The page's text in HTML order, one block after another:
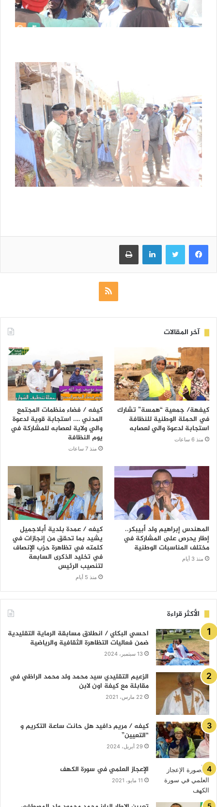
فيسبوك تويتر لينكدإن طباعة
ملخص
آخر المقالات
كيفهة/ جمعية “همسة” تشارك
في الحملة الوطنية للنظافة
استجابة لدعوة والي لعصابه
منذ 6 ساعات
كيفه / فضاء منظمات المجتمع
المدني …. استجابة قوية لدعوة
والي ولاية لعصابه للمشاركة في
يوم النظافة
منذ 7 ساعات
المهندس إبراهيم ولد أبيبكر..
إطار يحرص على المشاركة في
مختلف المناسبات الوطنية
منذ 3 أيام
كيفه / عمدة بلدية أبلاجميل
يشيد بما تحقق من إنجازات في
كلمته في تظاهرة حزب الإنصاف
في تخليد الذكرى السابعة
لتنصيب الرئيس
منذ 5 أيام
الأكثر قراءة
احسي البكاي / انطلاق مسابقة الرماية التقليدية
ضمن فعاليات التظاهرة الثقافية والرياضية
13 سبتمبر، 2024
الزعيم التقليدي سيد محمد ولد محمد الراظي في
مقابلة مع كيفة اون لابن
22 مارس، 2021
كيفه / مريم دافيد هل حانت ساعة التكريم و
“التعيين”
29 أبريل، 2024
الإعجاز العلمي في سورة الكهف
11 مايو، 2021